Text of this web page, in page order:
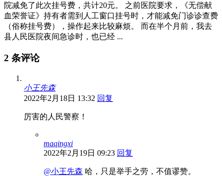
院减免了此次挂号费，共计20元。 之前医院要求，《无偿献
血荣誉证》持有者需到人工窗口挂号时，才能减免门诊诊查费
（俗称挂号费），操作起来比较麻烦。 而在半个月前，我去
县人民医院夜间急诊时，也已经 ...
2 条评论
小王先森
2022年2月18日 13:32 回复
厉害的人民警察！
maqingxi
2022年2月19日 09:23 回复
@小王先森 哈，只是举手之劳，不值谬赞。